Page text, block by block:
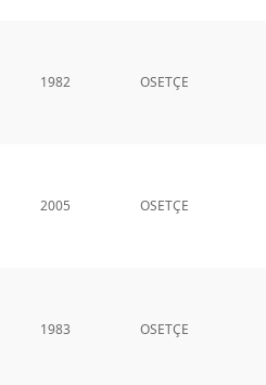
1982 OSETÇE
2005 OSETÇE
1983 OSETÇE